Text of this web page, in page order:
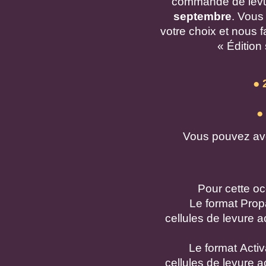
septembre.
votre choix et nous
« Édition
●
●
Vous pouvez
Pour cette
Le format
cellules de levure
Le format
cellules de levure